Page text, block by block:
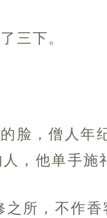
三下。
脸，僧人年
，他单手施
所，不作香